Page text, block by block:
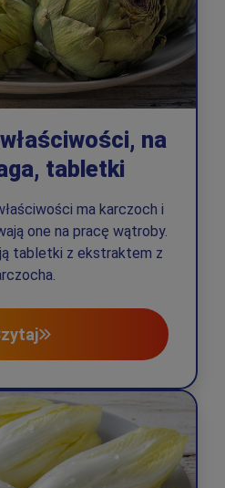
na
tabletki
ma karczoch i
one na pracę wątroby.
tabletki z ekstraktem z